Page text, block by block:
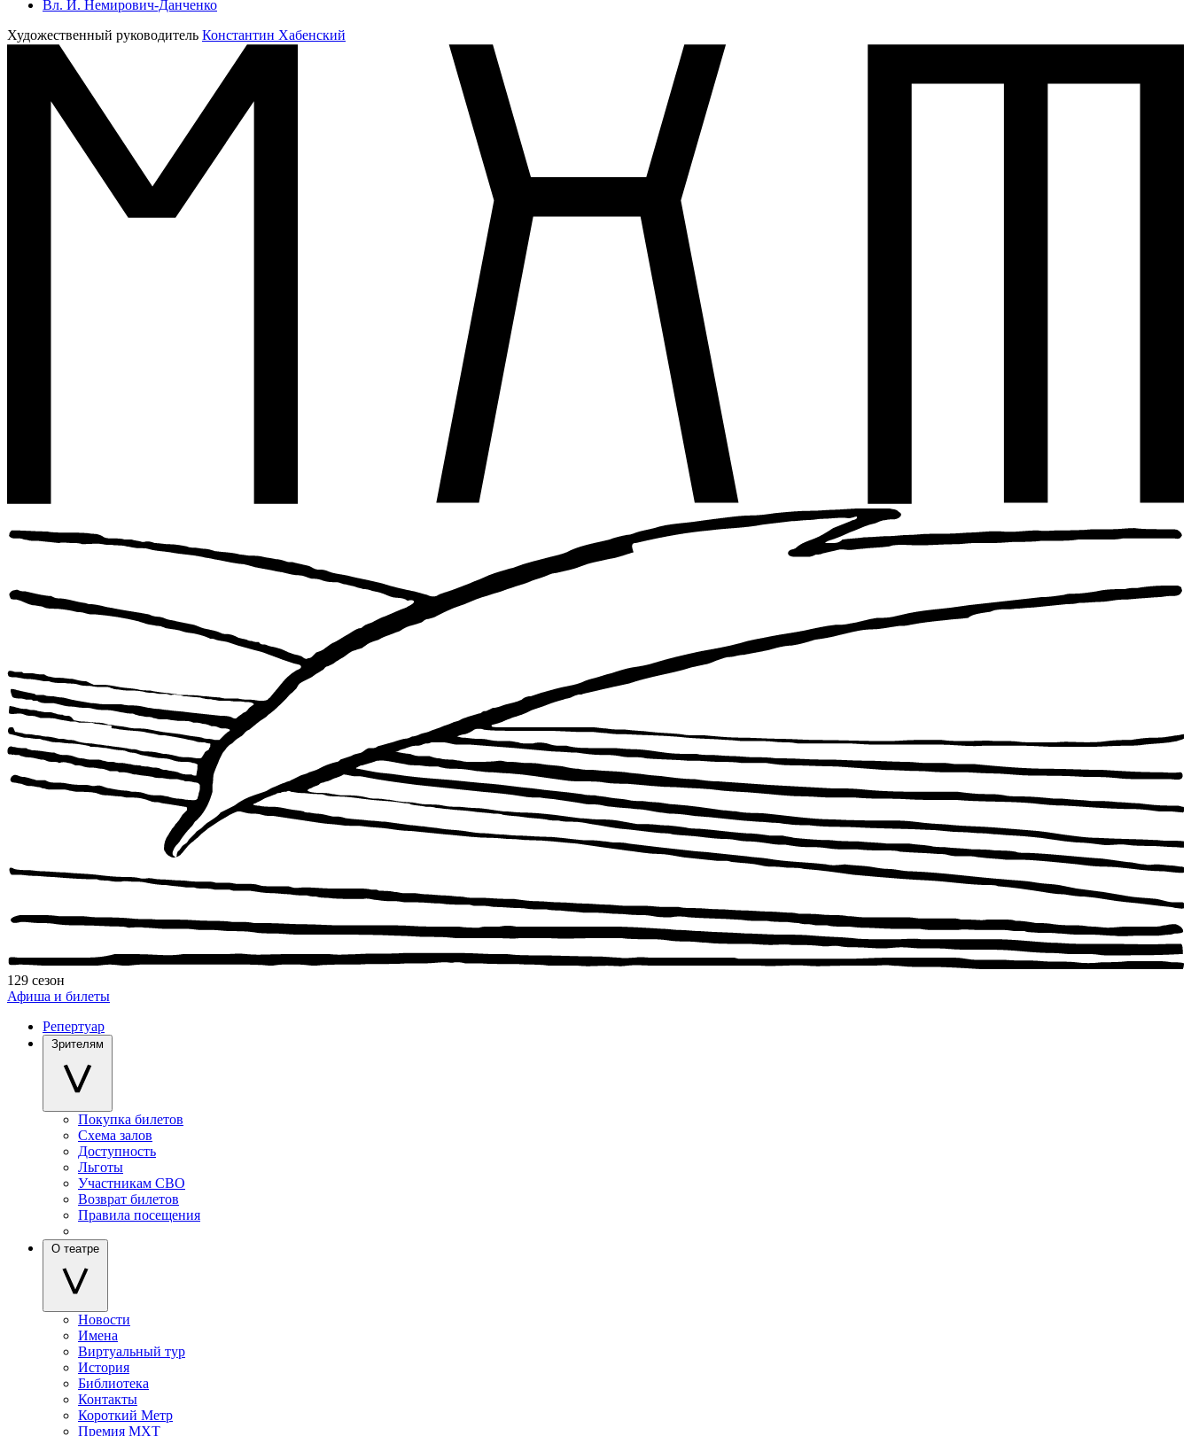
Вл. И. Немирович-Данченко
Художественный руководитель Константин Хабенский
129 сезон
Афиша и билеты
Репертуар
Зрителям
Покупка билетов
Схема залов
Доступность
Льготы
Участникам СВО
Возврат билетов
Правила посещения
О театре
Новости
Имена
Виртуальный тур
История
Библиотека
Контакты
Короткий Метр
Премия МХТ